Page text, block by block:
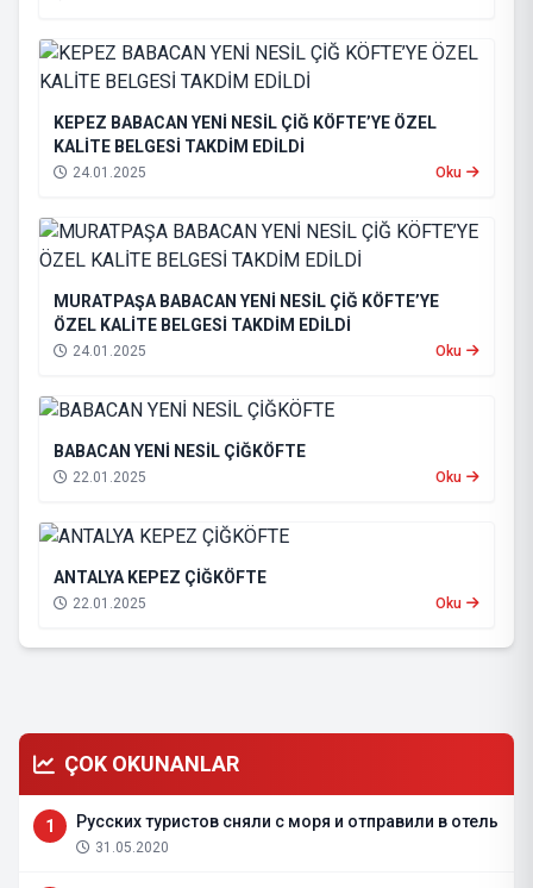
KEPEZ BABACAN YENİ NESİL ÇİĞ KÖFTE’YE ÖZEL
KALİTE BELGESİ TAKDİM EDİLDİ
24.01.2025 Oku
MURATPAŞA BABACAN YENİ NESİL ÇİĞ KÖFTE’YE
ÖZEL KALİTE BELGESİ TAKDİM EDİLDİ
24.01.2025 Oku
BABACAN YENİ NESİL ÇİĞKÖFTE
22.01.2025 Oku
ANTALYA KEPEZ ÇİĞKÖFTE
22.01.2025 Oku
ÇOK OKUNANLAR
1 Русских туристов сняли с моря и отправили в отель
31.05.2020